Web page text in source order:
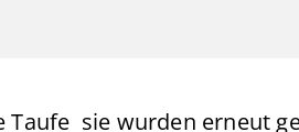
Taufe sie wurden erneut